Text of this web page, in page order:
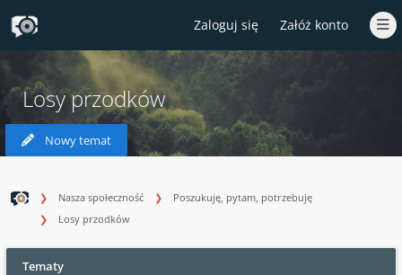
Zaloguj się Załóż konto
Losy przodków
Nowy temat
Nasza społeczność
Poszukuję, pytam, potrzebuję
Losy przodków
Tematy